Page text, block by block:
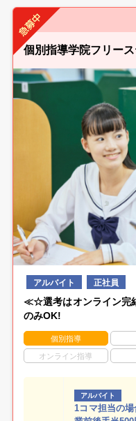
個別指導学院フリー
アルバイト 正社員
≪☆選考はオンライン完
のみOK!
個別指導
オンライン指導
アルバイト
1コマ担当の